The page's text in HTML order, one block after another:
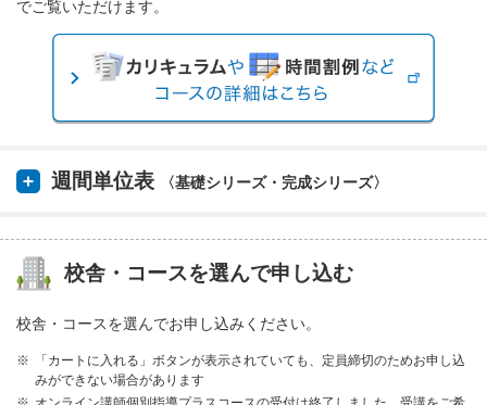
でご覧いただけます。
週間単位表 〈基礎シリーズ・完成シリーズ〉
校舎・コースを選んで申し込む
校舎・コースを選んでお申し込みください。
「カートに入れる」ボタンが表示されていても、定員締切のためお申し込
みができない場合があります